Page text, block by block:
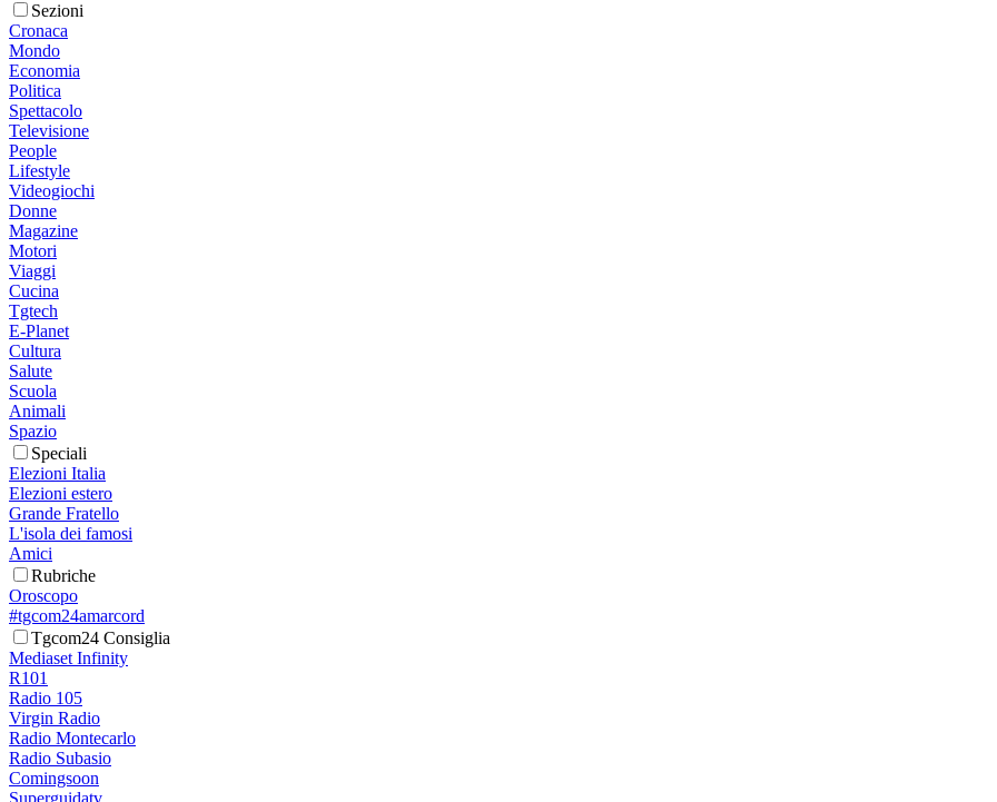
Sezioni
Cronaca
Mondo
Economia
Politica
Spettacolo
Televisione
People
Lifestyle
Videogiochi
Donne
Magazine
Motori
Viaggi
Cucina
Tgtech
E-Planet
Cultura
Salute
Scuola
Animali
Spazio
Speciali
Elezioni Italia
Elezioni estero
Grande Fratello
L'isola dei famosi
Amici
Rubriche
Oroscopo
#tgcom24amarcord
Tgcom24 Consiglia
Mediaset Infinity
R101
Radio 105
Virgin Radio
Radio Montecarlo
Radio Subasio
Comingsoon